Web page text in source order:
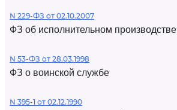
N 229-ФЗ от 02.10.2007
ФЗ об исполнительном производстве
N 53-ФЗ от 28.03.1998
ФЗ о воинской службе
N 395-1 от 02.12.1990